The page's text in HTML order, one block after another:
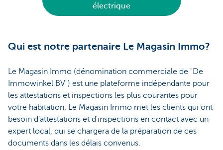
électrique
Qui est notre partenaire Le Magasin Immo?
Le Magasin Immo (dénomination commerciale de "De
Immowinkel BV") est une plateforme indépendante pour
les attestations et inspections les plus courantes pour
votre habitation. Le Magasin Immo met les clients qui ont
besoin d’attestations et d'inspections en contact avec un
expert local, qui se chargera de la préparation de ces
documents dans les délais convenus.